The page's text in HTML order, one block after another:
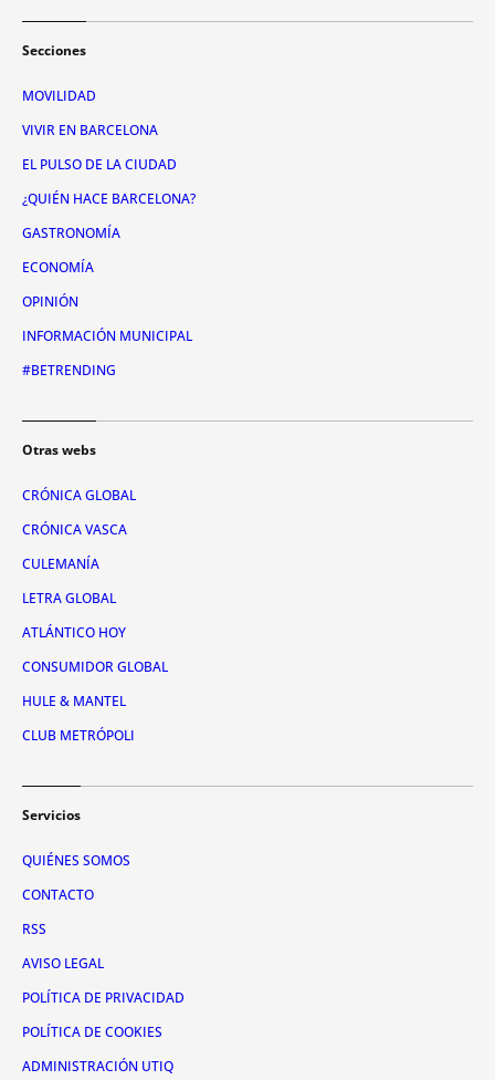
Secciones
MOVILIDAD
VIVIR EN BARCELONA
EL PULSO DE LA CIUDAD
¿QUIÉN HACE BARCELONA?
GASTRONOMÍA
ECONOMÍA
OPINIÓN
INFORMACIÓN MUNICIPAL
#BETRENDING
Otras webs
CRÓNICA GLOBAL
CRÓNICA VASCA
CULEMANÍA
LETRA GLOBAL
ATLÁNTICO HOY
CONSUMIDOR GLOBAL
HULE & MANTEL
CLUB METRÓPOLI
Servicios
QUIÉNES SOMOS
CONTACTO
RSS
AVISO LEGAL
POLÍTICA DE PRIVACIDAD
POLÍTICA DE COOKIES
ADMINISTRACIÓN UTIQ